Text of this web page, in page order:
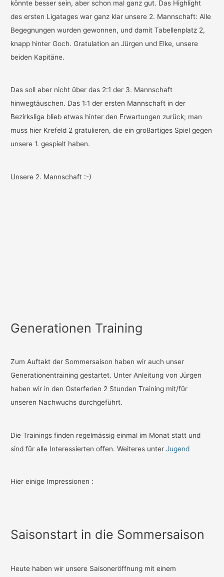
könnte besser sein, aber schon mal ganz gut. Das Highlight
des ersten Ligatages war ganz klar unsere 2. Mannschaft: Alle
Begegnungen wurden gewonnen, und damit Tabellenplatz 2,
knapp hinter Goch. Gratulation an Jürgen und Elke, unsere
beiden Kapitäne.
Das soll aber nicht über das 2:1 der 3. Mannschaft
hinwegtäuschen. Das 1:1 der ersten Mannschaft in der
Bezirksliga blieb etwas hinter den Erwartungen zurück; man
muss hier Krefeld 2 gratulieren, die ein großartiges Spiel gegen
unsere 1. gespielt haben.
Unsere 2. Mannschaft :-)
Generationen Training
Zum Auftakt der Sommersaison haben wir auch unser
Generationentraining gestartet. Unter Anleitung von Jürgen
haben wir in den Osterferien 2 Stunden Training mit/für
unseren Nachwuchs durchgeführt.
Die Trainings finden regelmässig einmal im Monat statt und
sind für alle Interessierten offen. Weiteres unterJugend
Hier einige Impressionen :
Saisonstart in die Sommersaison
Heute haben wir unsere Saisoneröffnung mit einem